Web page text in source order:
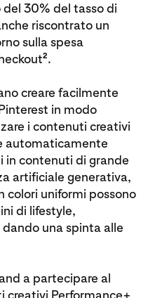
30% del tasso di
riscontrato un
sulla spesa
2.
creare facilmente
in modo
i contenuti creativi
automaticamente
in contenuti di grande
artificiale generativa,
colori uniformi possono
di lifestyle,
una spinta alle
a partecipare al
Performance+